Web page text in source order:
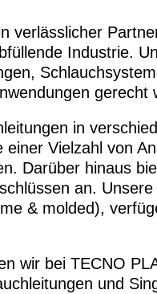
verlässlicher
Industrie.
gerecht
in
Vielzahl von
Darüber hinaus
an.
& molded),
wir bei TECNO
und